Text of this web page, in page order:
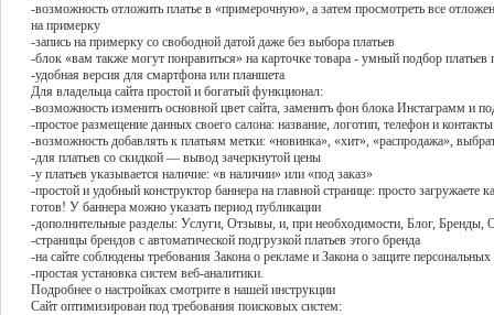
-возможность отложить платье в «примерочную», а затем просмотреть все
на примерку
-запись на примерку со свободной датой даже без выбора платьев
-блок «вам также могут понравиться» на карточке товара - умный подбор
-удобная версия для смартфона или планшета
Для владельца сайта простой и богатый функционал:
-возможность изменить основной цвет сайта, заменить фон блока Инстаграмм и
-простое размещение данных своего салона: название, логотип, телефон и контакты
-возможность добавлять к платьям метки: «новинка», «хит», «распродажа»,
-для платьев со скидкой — вывод зачеркнутой цены
-у платьев указывается наличие: «в наличии» или «под заказ»
-простой и удобный конструктор баннера на главной странице: просто
готов! У баннера можно указать период публикации
-дополнительные разделы: Услуги, Отзывы, и, при необходимости, Блог, Бренды,
-страницы брендов с автоматической подгрузкой платьев этого бренда
-на сайте соблюдены требования Закона о рекламе и Закона о защите
-простая установка систем веб-аналитики.
Подробнее о настройках смотрите в нашей инструкции
Сайт оптимизирован под требования поисковых систем: